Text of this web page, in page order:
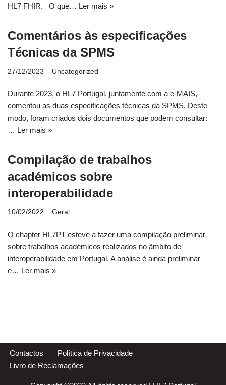
HL7 FHIR. O que… Ler mais »
Comentários às especificações
Técnicas da SPMS
27/12/2023 Uncategorized
Durante 2023, o HL7 Portugal, juntamente com a e-MAIS,
comentou as duas especificações técnicas da SPMS. Deste
modo, foram criados dois documentos que podem consultar:
… Ler mais »
Compilação de trabalhos
académicos sobre
interoperabilidade
10/02/2022 Geral
O chapter HL7PT esteve a fazer uma compilação preliminar
sobre trabalhos académicos realizados no âmbito de
interoperabilidade em Portugal. A análise é ainda preliminar
e… Ler mais »
Contactos
Política de Privacidade
Livro de Reclamações